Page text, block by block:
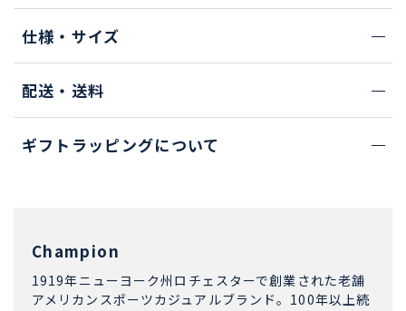
仕様・サイズ
配送・送料
ギフトラッピングについて
Champion
1919年ニューヨーク州ロチェスターで創業された老舗
アメリカンスポーツカジュアルブランド。100年以上続